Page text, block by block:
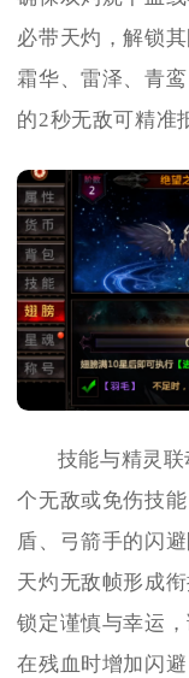
必带天灼，解锁
霜华、雷泽、青
的2秒无敌可精准
技能与精灵
个无敌或免伤技
盾、弓箭手的闪
天灼无敌帧形成
锁定谨慎与幸运
在残血时增加闪